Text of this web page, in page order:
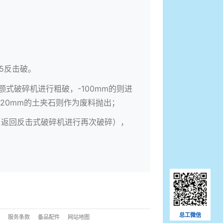
击破。
式破碎机进行粗破，-100mm的则进
的土夹石则作为废料抛出；
回反击式破碎机进行再次破碎），
服务条款 备品配件 网站地图 总工微信